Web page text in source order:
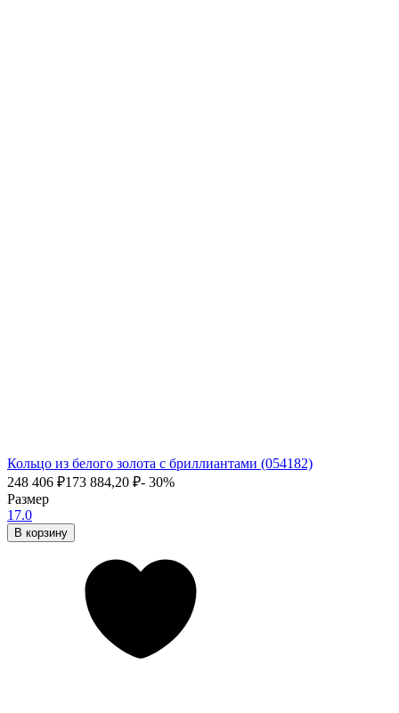
Кольцо из белого золота с бриллиантами (054182)
248 406 ₽173 884,20 ₽- 30%
Размер
17.0
В корзину